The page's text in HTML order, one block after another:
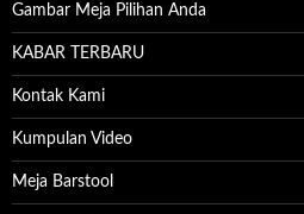
Gambar Meja Pilihan Anda
KABAR TERBARU
Kontak Kami
Kumpulan Video
Meja Barstool